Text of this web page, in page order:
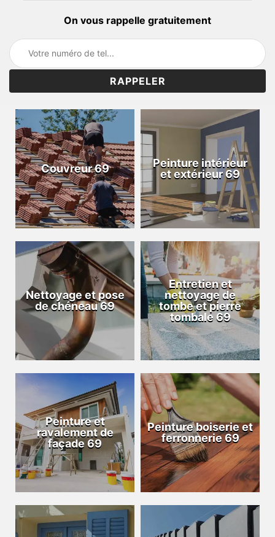
On vous rappelle gratuitement
Couvreur 69
Peinture intérieur
et extérieur 69
Nettoyage et pose
de chéneau 69
Entretien et
nettoyage de
tombe et pierre
tombale 69
Peinture et
ravalement de
façade 69
Peinture boiserie et
ferronnerie 69